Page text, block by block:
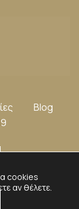
Blog
.
cookies
αν θέλετε.